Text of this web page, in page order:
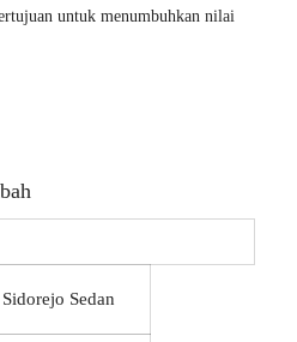
untuk menumbuhkan nilai
Sedan